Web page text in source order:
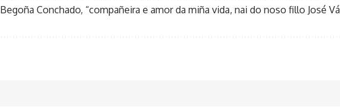
Begoña Conchado, “compañeira e amor da miña vida, nai do noso fillo José